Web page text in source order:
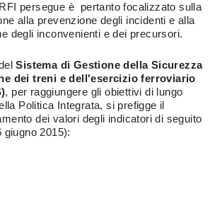
persegue è pertanto focalizzato sulla
alla prevenzione degli incidenti e alla
degli inconvenienti e dei precursori.
Sistema di Gestione della Sicurezza
dei treni e dell'esercizio ferroviario
, per raggiungere gli obiettivi di lungo
Politica Integrata, si prefigge il
dei valori degli indicatori di seguito
giugno 2015):